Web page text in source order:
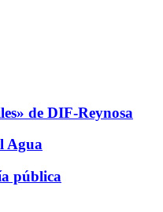
de DIF-Reynosa
Agua
pública